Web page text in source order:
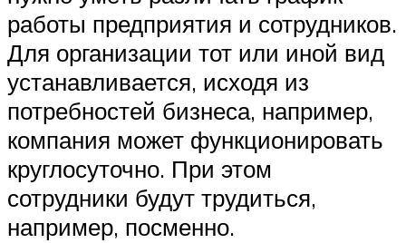
работы предприятия и сотрудников.
Для организации тот или иной вид
устанавливается, исходя из
потребностей бизнеса, например,
компания может функционировать
круглосуточно. При этом
сотрудники будут трудиться,
например, посменно.